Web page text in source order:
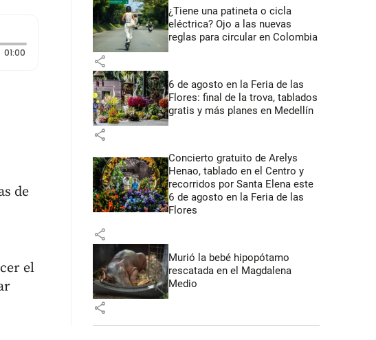
01:00 Duración: 1 minutos y 0 segundos
de
el
¿Tiene una patineta o cicla
eléctrica? Ojo a las nuevas
reglas para circular en Colombia
share
6 de agosto en la Feria de las
Flores: final de la trova, tablados
gratis y más planes en Medellín
share
Concierto gratuito de Arelys
Henao, tablado en el Centro y
recorridos por Santa Elena este
6 de agosto en la Feria de las
Flores
share
Murió la bebé hipopótamo
rescatada en el Magdalena
Medio
share